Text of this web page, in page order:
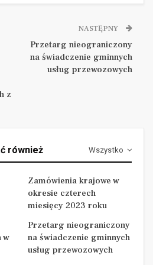
brutto i ostatecznie
Zasada uczciwej
wykonawców może
wskazanie przez
niż obowiązująca.
czterech miesięcy 2023
z
NASTĘPNY
Przetarg nieograniczony
na świadczenie gminnych
usług przewozowych
Wszystko
również
Zamówienia krajowe w
okresie czterech
miesięcy 2023 roku
w
Przetarg nieograniczony
na świadczenie gminnych
usług przewozowych